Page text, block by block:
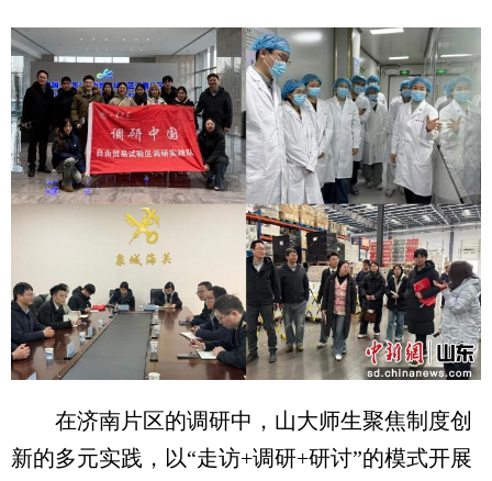
在济南片区的调研中，山大师生聚焦制度创
新的多元实践，以“走访+调研+研讨”的模式开展